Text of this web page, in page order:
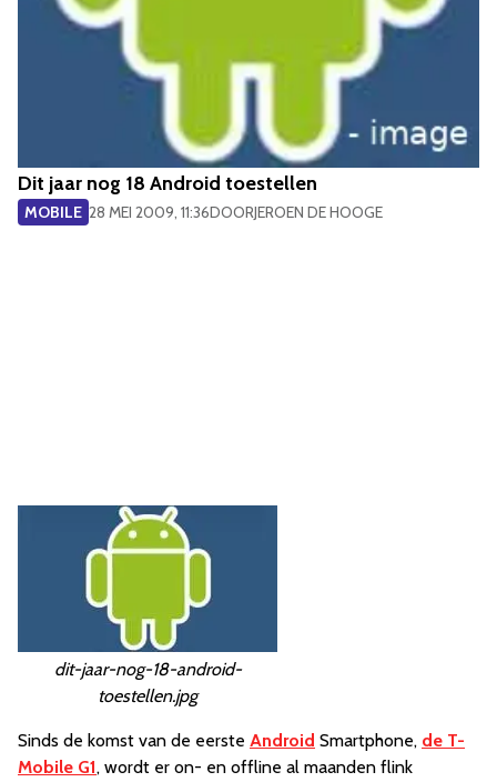
Dit jaar nog 18 Android toestellen
MOBILE 28 MEI 2009, 11:36DOORJEROEN DE HOOGE
dit-jaar-nog-18-android-
toestellen.jpg
Sinds de komst van de eerste Android Smartphone, de T-
Mobile G1, wordt er on- en offline al maanden flink